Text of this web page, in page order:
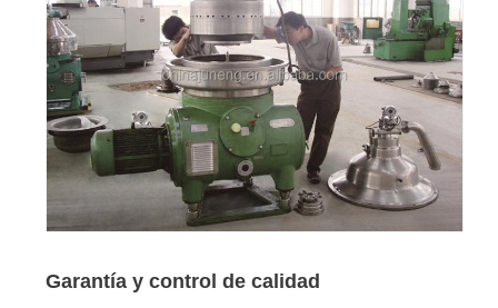
Garantía y control de calidad